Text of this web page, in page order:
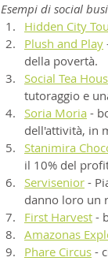
Esempi di social
Hidden City
Plush and Play
della povertà.
Social Tea
tutoraggio e
Soria Moria -
dell'attività, in
Stanimira
il 10% del
Servisenior -
danno loro un
First Harvest -
Amazonas
Phare Circus -